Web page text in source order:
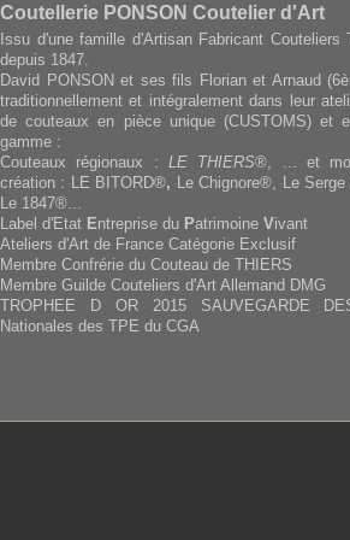
Coutellerie PONSON Coutelier d'Art
Issu d'une famille d'Artisan Fabricant
depuis 1847.
David PONSON et ses fils Florian et Arnaud
traditionnellement et intégralement dans leur
de couteaux en pièce unique (CUSTOMS) et
gamme :
Couteaux régionaux : LE THIERS®, ... et
création : LE BITORD®, Le Chignore®, Le
Le 1847®...
Label d'Etat Entreprise du Patrimoine Vivant
Ateliers d'Art de France Catégorie Exclusif
Membre Confrérie du Couteau de THIERS
Membre Guilde Couteliers d'Art Allemand DMG
TROPHEE D OR 2015 SAUVEGARDE
Nationales des TPE du CGA